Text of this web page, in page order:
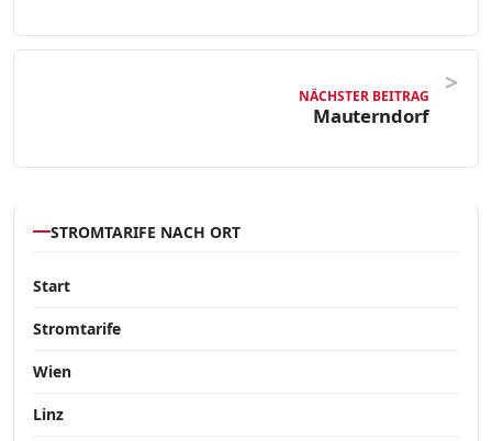
NÄCHSTER BEITRAG
Mauterndorf
STROMTARIFE NACH ORT
Start
Stromtarife
Wien
Linz